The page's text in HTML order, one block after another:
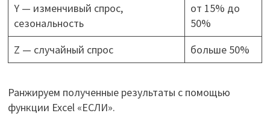
Y — изменчивый спрос,
сезональность
от 15% до
50%
Z — случайный спрос
больше 50%
Ранжируем полученные результаты с помощью
функции Excel «ЕСЛИ».